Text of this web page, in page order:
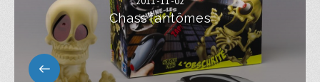
Chass’fantômes